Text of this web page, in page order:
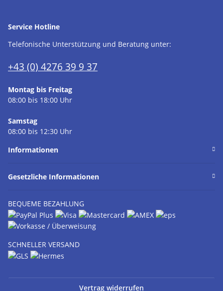
Service Hotline
Telefonische Unterstützung und Beratung unter:
+43 (0) 4276 39 9 37
Montag bis Freitag
08:00 bis 18:00 Uhr
Samstag
08:00 bis 12:30 Uhr
Informationen
Gesetzliche Informationen
BEQUEME BEZAHLUNG
SCHNELLER VERSAND
Vertrag widerrufen